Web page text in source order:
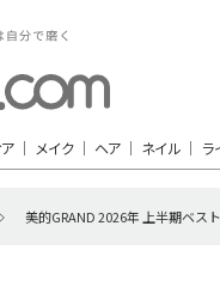
メイク ヘア ネイル ラ
美的GRAND 2026年 上半期ベス